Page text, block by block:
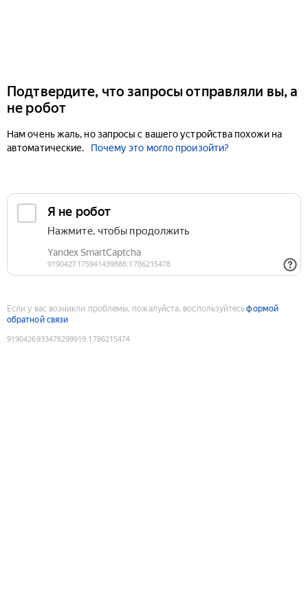
Подтвердите, что запросы отправляли вы, а
не робот
Нам очень жаль, но запросы с вашего устройства похожи на
автоматические.
Почему это могло произойти?
Если у вас возникли проблемы, пожалуйста, воспользуйтесьформой
обратной связи
9190426933478299919:1786215474